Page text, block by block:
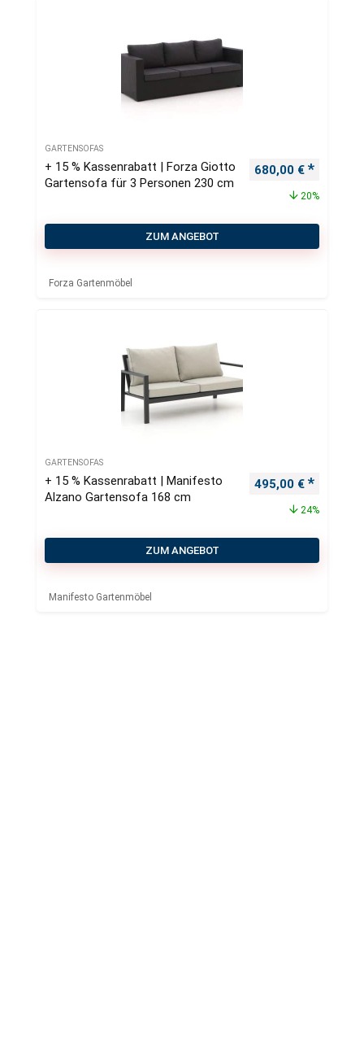
GARTENSOFAS
+ 15 % Kassenrabatt | Forza Giotto
Gartensofa für 3 Personen 230 cm
Ursprünglicher
680,00 €
20%
ZUM ANGEBOT
Forza Gartenmöbel
GARTENSOFAS
+ 15 % Kassenrabatt | Manifesto
Alzano Gartensofa 168 cm
Ursprünglicher
495,00 €
24%
ZUM ANGEBOT
Manifesto Gartenmöbel